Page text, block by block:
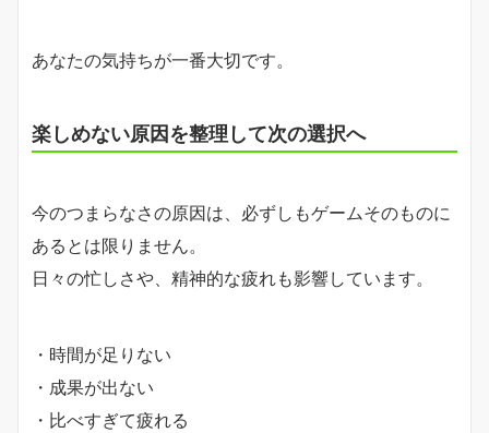
あなたの気持ちが一番大切です。
楽しめない原因を整理して次の選択へ
今のつまらなさの原因は、必ずしもゲームそのものに
あるとは限りません。
日々の忙しさや、精神的な疲れも影響しています。
・時間が足りない
・成果が出ない
・比べすぎて疲れる